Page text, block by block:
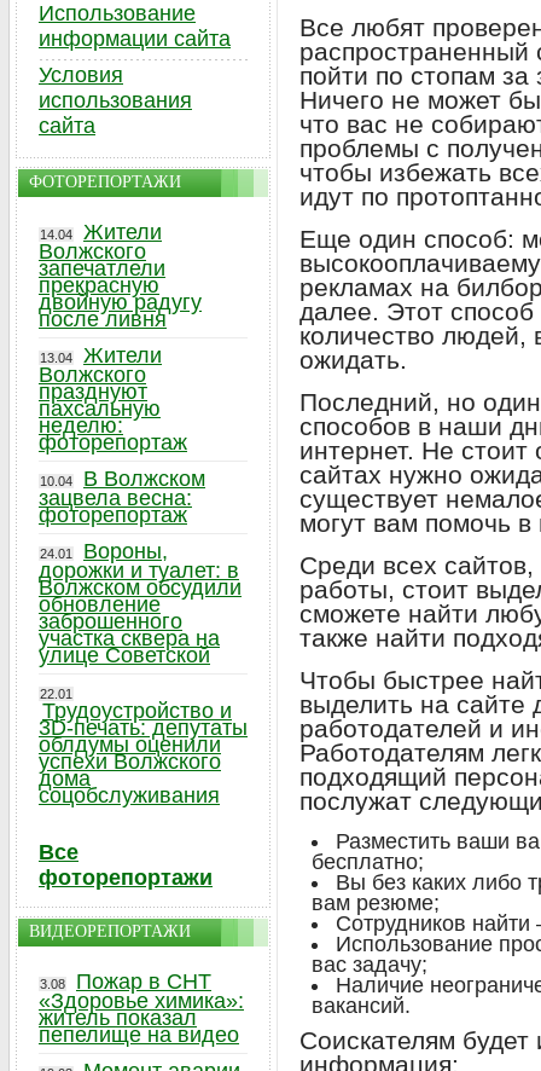
Все любят
распространенный
пойти по стопам
Ничего не может
что вас не
проблемы с
чтобы избежать
идут по
Еще один способ:
рекламах на
далее. Этот
количество людей,
ожидать.
Последний, но
способов в наши
интернет. Не стоит
сайтах нужно
существует
могут вам помочь
Среди всех
работы, стоит
сможете найти
также найти
Чтобы быстрее
выделить на сайте
работодателей и
Работодателям
подходящий
послужат
Разместить ваши
бесплатно;
Вы без каких либо
вам резюме;
Сотрудников
Использование
вас задачу;
Наличие
вакансий.
Соискателям
информация:
Использование
информации сайта
Условия
использования
сайта
ФОТОРЕПОРТАЖИ
14.04
Жители
Волжского
запечатлели
прекрасную
двойную радугу
после ливня
13.04
Жители
Волжского
празднуют
пахсальную
неделю:
фоторепортаж
10.04
В Волжском
зацвела весна:
фоторепортаж
24.01
Вороны,
дорожки и туалет: в
Волжском обсудили
обновление
заброшенного
участка сквера на
улице Советской
22.01
Трудоустройство и
3D-печать: депутаты
облдумы оценили
успехи Волжского
дома
соцобслуживания
Все
фоторепортажи
ВИДЕОРЕПОРТАЖИ
3.08
Пожар в СНТ
«Здоровье химика»:
житель показал
пепелище на видео